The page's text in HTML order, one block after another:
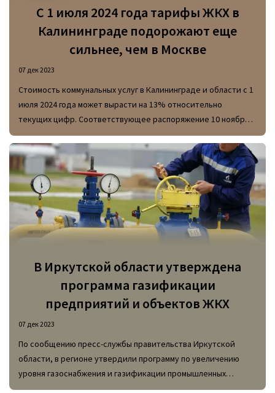
С 1 июля 2024 года тарифы ЖКХ в
Калининграде подорожают еще
сильнее, чем в Москве
07 дек 2023
Стоимость коммунальных услуг в Калининграде и области с 1
июля 2024 года может вырасти на 13% относительно
текущих цифр. Соответствующее распоряжение 10 ноября
подписал председатель правительства РФ Михаил
Мишустин.
В Иркутской области утверждена
программа газификации
предприятий и объектов ЖКХ
07 дек 2023
По сообщению пресс-службы правительства Иркутской
области, в регионе утвердили программу по увеличению
уровня газоснабжения и газификации промышленных
предприятий и объектов инфраструктуры ЖКХ на период с